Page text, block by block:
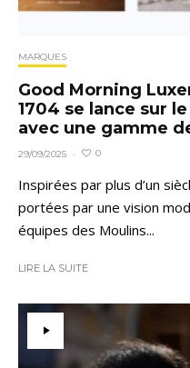
MARQUES
Good Morning
1704 se lance sur
avec une gamme
29/09/2025 · 0
Inspirées par plus d’un
portées par une vision
équipes des Moulins...
LIRE LA SUITE